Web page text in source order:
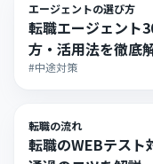
エージェントの選び方
転職エージェント
方・活用法を徹底
#中途対策
転職の流れ
転職のWEBテスト